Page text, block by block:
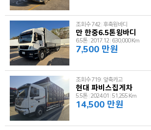
조회수 742 후축윙바디
만 한중6.5톤윙바디
6.5톤 2017.12 630,000 Km
7,500 만원
조회수 719 앞축카고
현대 파비스집게차
5.5톤 2024.01 51,255 Km
14,500 만원